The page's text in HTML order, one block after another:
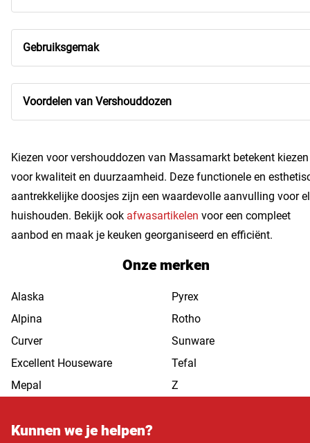
Gebruiksgemak
Voordelen van Vershouddozen
Kiezen voor vershouddozen van Massamarkt betekent kiezen
voor kwaliteit en duurzaamheid. Deze functionele en
aantrekkelijke doosjes zijn een waardevolle aanvulling voor
huishouden. Bekijk ook afwasartikelen voor een compleet
aanbod en maak je keuken georganiseerd en efficiënt.
Onze merken
Alaska
Alpina
Curver
Excellent Houseware
Mepal
Pyrex
Rotho
Sunware
Tefal
Z
Kunnen we je helpen?